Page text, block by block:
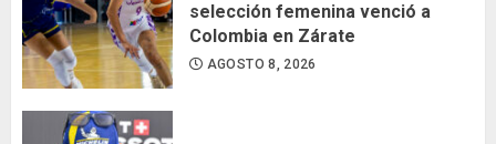
selección femenina venció a
Colombia en Zárate
AGOSTO 8, 2026